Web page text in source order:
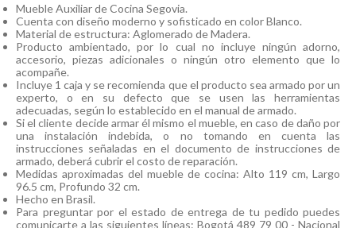
Mueble Auxiliar de Cocina Segovia.
Cuenta con diseño moderno y sofisticado en color Blanco.
Material de estructura: Aglomerado de Madera.
Producto ambientado, por lo cual no incluye ningún adorno,
accesorio, piezas adicionales o ningún otro elemento que lo
acompañe.
Incluye 1 caja y se recomienda que el producto sea armado por un
experto, o en su defecto que se usen las herramientas
adecuadas, según lo establecido en el manual de armado.
Si el cliente decide armar él mismo el mueble, en caso de daño por
una instalación indebida, o no tomando en cuenta las
instrucciones señaladas en el documento de instrucciones de
armado, deberá cubrir el costo de reparación.
Medidas aproximadas del mueble de cocina: Alto 119 cm, Largo
96.5 cm, Profundo 32 cm.
Hecho en Brasil.
Para preguntar por el estado de entrega de tu pedido puedes
comunicarte a las siguientes líneas: Bogotá 489 79 00 - Nacional